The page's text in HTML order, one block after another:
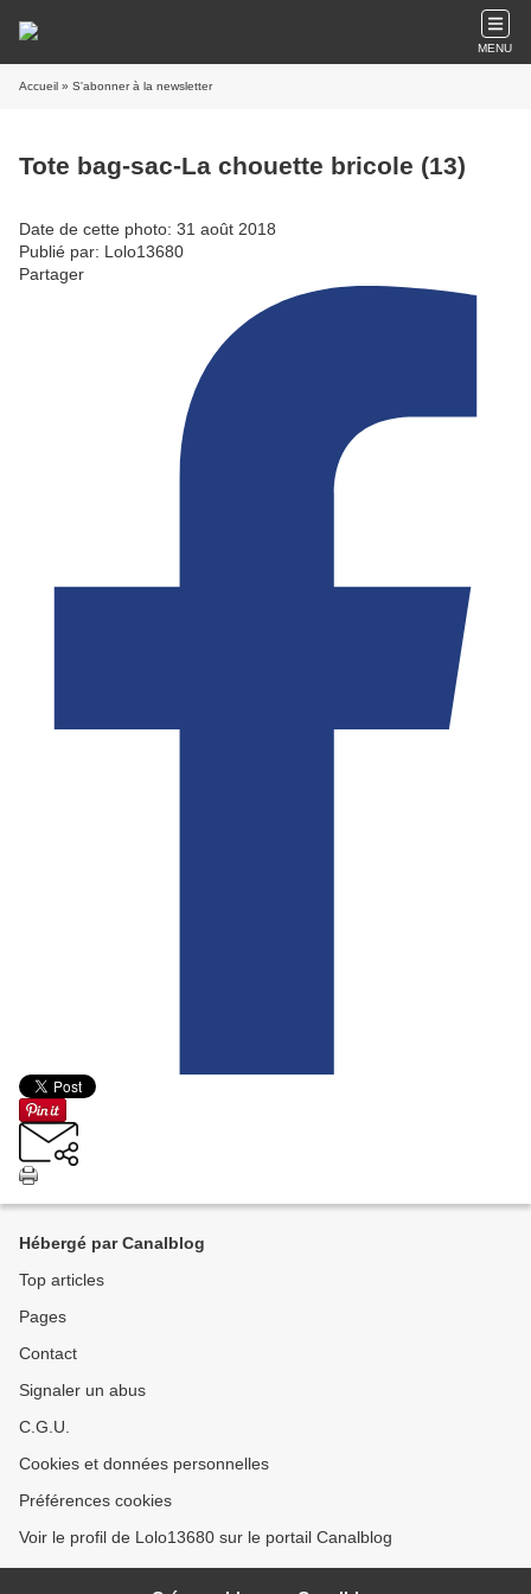
MENU
Accueil » S'abonner à la newsletter
Tote bag-sac-La chouette bricole (13)
Date de cette photo: 31 août 2018
Publié par: Lolo13680
Partager
Hébergé par Canalblog
Top articles
Pages
Contact
Signaler un abus
C.G.U.
Cookies et données personnelles
Préférences cookies
Voir le profil de Lolo13680 sur le portail Canalblog